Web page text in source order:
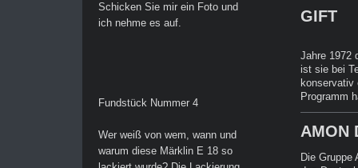
GIFT
Jahre 1972
ist sie bei
konservativ
Programm
AMON
Die Gruppe
Schicken Sie mir ein Foto und
ich nehme es auf.
Fundstück Nummer 4
Wer weiß von wem, wann und
warum diese Märklin E 18 so